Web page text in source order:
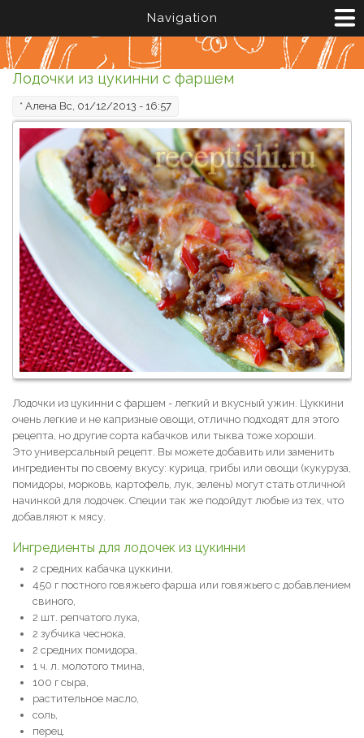
Navigation
Лодочки из цукинни с фаршем
* Алена Вс, 01/12/2013 - 16:57
Лодочки из цукинни с фаршем - легкий и вкусный ужин. Цуккини
очень легкие и не капризные овощи, отлично подходят для этого
рецепта, но другие сорта кабачков или тыква тоже хороши.
Это универсальный рецепт. Вы можете добавить или заменить
ингредиенты по своему вкусу: курица, грибы или овощи (кукуруза,
помидоры, морковь, картофель, лук, зелень) могут стать отличной
начинкой для лодочек. Специи так же подойдут любые из тех, что
добавляют к мясу.
Ингредиенты для лодочек из цукинни
2 средних кабачка цуккини,
450 г постного говяжьего фарша или говяжьего с добавлением
свиного,
2 шт. репчатого лука,
2 зубчика чеснока,
2 средних помидора,
1 ч. л. молотого тмина,
100 г сыра,
растительное масло,
соль,
перец.